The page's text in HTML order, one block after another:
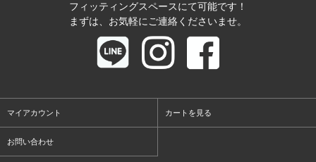
フィッティングスペースにて可能です！
まずは、お気軽にご連絡くださいませ。
マイアカウント カートを見る
お問い合わせ